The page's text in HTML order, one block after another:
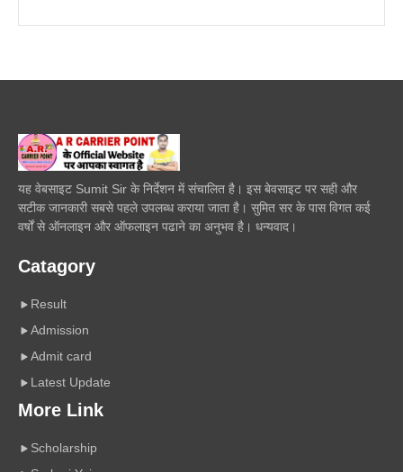
यह वेबसाइट Sumit Sir के निर्देशन में संचालित है। इस बेवसाइट पर सही और
सटीक जानकारी सबसे पहले उपलब्ध कराया जाता है। सुमित सर के पास विगत कई
वर्षों से ऑनलाइन और ऑफलाइन पढाने का अनुभव है। धन्यवाद।
Catagory
Result
Admission
Admit card
Latest Update
More Link
Scholarship